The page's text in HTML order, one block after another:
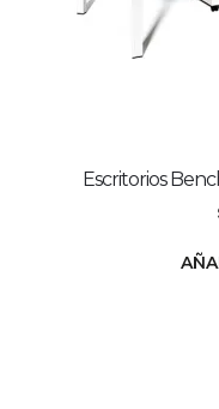
Escritorios